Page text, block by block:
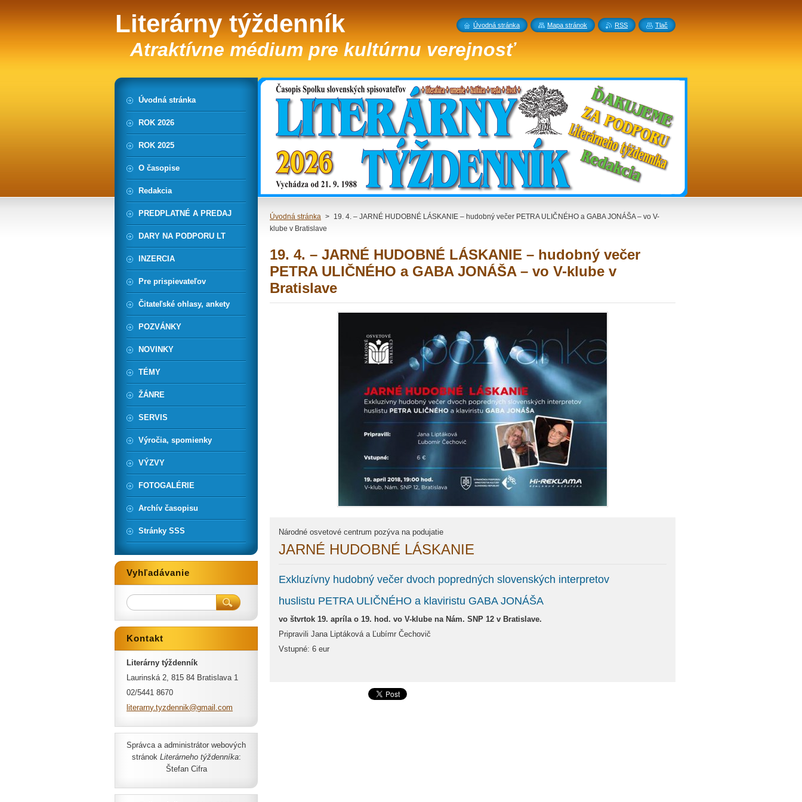
Literárny týždenník
Atraktívne médium pre kultúrnu verejnosť
Úvodná stránka >
19. 4. – JARNÉ HUDOBNÉ LÁSKANIE – hudobný večer PETRA ULIČNÉHO a GABA JONÁŠA – vo V-
klube v Bratislave
19. 4. – JARNÉ HUDOBNÉ LÁSKANIE – hudobný večer
PETRA ULIČNÉHO a GABA JONÁŠA – vo V-klube v
Bratislave
Národné osvetové centrum pozýva na podujatie
JARNÉ HUDOBNÉ LÁSKANIE
Exkluzívny hudobný večer dvoch popredných slovenských interpretov
huslistu PETRA ULIČNÉHO a klaviristu GABA JONÁŠA
vo štvrtok 19. apríla o 19. hod. vo V-klube na Nám. SNP 12 v Bratislave.
Pripravili Jana Liptáková a Ľubímr Čechovič
Vstupné: 6 eur
Úvodná stránka
ROK 2026
ROK 2025
O časopise
Redakcia
PREDPLATNÉ A PREDAJ
DARY NA PODPORU LT
INZERCIA
Pre prispievateľov
Čitateľské ohlasy, ankety
POZVÁNKY
NOVINKY
TÉMY
ŽÁNRE
SERVIS
Výročia, spomienky
VÝZVY
FOTOGALÉRIE
Archív časopisu
Stránky SSS
Vyhľadávanie
Kontakt
Literárny týždenník
Laurinská 2, 815 84 Bratislava 1
02/5441 8670
literarny.tyzdennik@gmai l.com
Správca a administrátor webových
stránok Literárneho týždenníka:
Štefan Cifra
Úvodná stránka Mapa stránok RSS Tlač